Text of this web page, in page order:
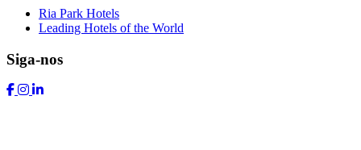
Ria Park Hotels
Leading Hotels of the World
Siga-nos